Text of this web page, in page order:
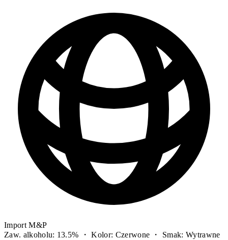
Import M&P
Zaw. alkoholu: 13.5% ・ Kolor: Czerwone ・ Smak: Wytrawne